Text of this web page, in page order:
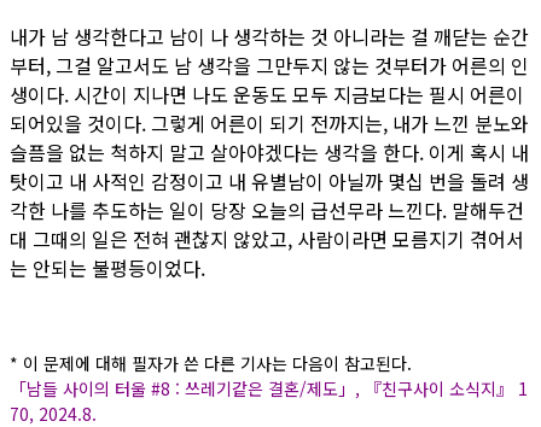
내가 남 생각한다고 남이 나 생각하는 것 아니라는 걸 깨닫는 순간
부터, 그걸 알고서도 남 생각을 그만두지 않는 것부터가 어른의 인
생이다. 시간이 지나면 나도 운동도 모두 지금보다는 필시 어른이
되어있을 것이다. 그렇게 어른이 되기 전까지는, 내가 느낀 분노와
슬픔을 없는 척하지 말고 살아야겠다는 생각을 한다. 이게 혹시 내
탓이고 내 사적인 감정이고 내 유별남이 아닐까 몇십 번을 돌려 생
각한 나를 추도하는 일이 당장 오늘의 급선무라 느낀다. 말해두건
대 그때의 일은 전혀 괜찮지 않았고, 사람이라면 모름지기 겪어서
는 안되는 불평등이었다.
* 이 문제에 대해 필자가 쓴 다른 기사는 다음이 참고된다.
「남들 사이의 터울 #8 : 쓰레기같은 결혼/제도」, 『친구사이 소식지』 1
70, 2024.8.